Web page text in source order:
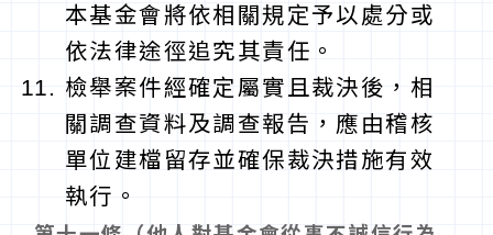
本基金會將依相關規定予以處分或
依法律途徑追究其責任。
檢舉案件經確定屬實且裁決後，相
關調查資料及調查報告，應由稽核
單位建檔留存並確保裁決措施有效
執行。